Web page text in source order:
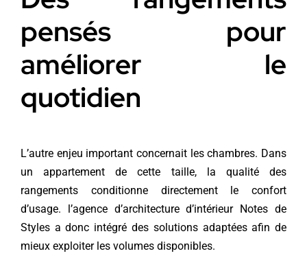
pensés pour
améliorer le
quotidien
L’autre enjeu important concernait les chambres. Dans
un appartement de cette taille, la qualité des
rangements conditionne directement le confort
d’usage. l’agence d’architecture d’intérieur Notes de
Styles a donc intégré des solutions adaptées afin de
mieux exploiter les volumes disponibles.